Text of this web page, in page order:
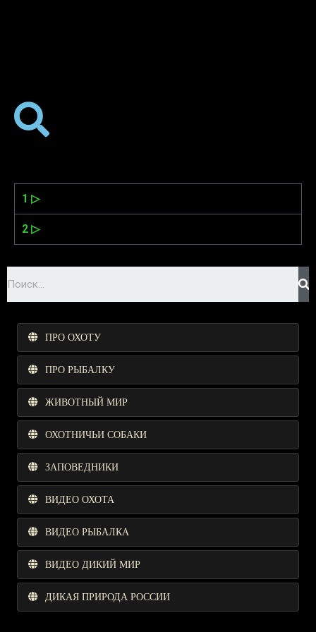
1 ▷
2 ▷
ПРО ОХОТУ
ПРО РЫБАЛКУ
ЖИВОТНЫЙ МИР
ОХОТНИЧЬИ СОБАКИ
ЗАПОВЕДНИКИ
ВИДЕО ОХОТА
ВИДЕО РЫБАЛКА
ВИДЕО ДИКИЙ МИР
ДИКАЯ ПРИРОДА РОССИИ